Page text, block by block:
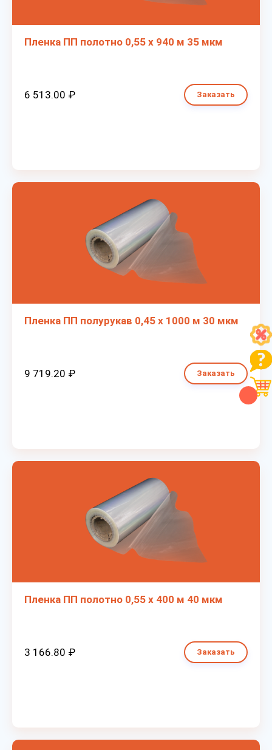
Пленка ПП полотно 0,55 х 940 м 35 мкм
6 513.00 ₽ Заказать
Пленка ПП полурукав 0,45 х 1000 м 30 мкм
9 719.20 ₽ Заказать
Пленка ПП полотно 0,55 х 400 м 40 мкм
3 166.80 ₽ Заказать